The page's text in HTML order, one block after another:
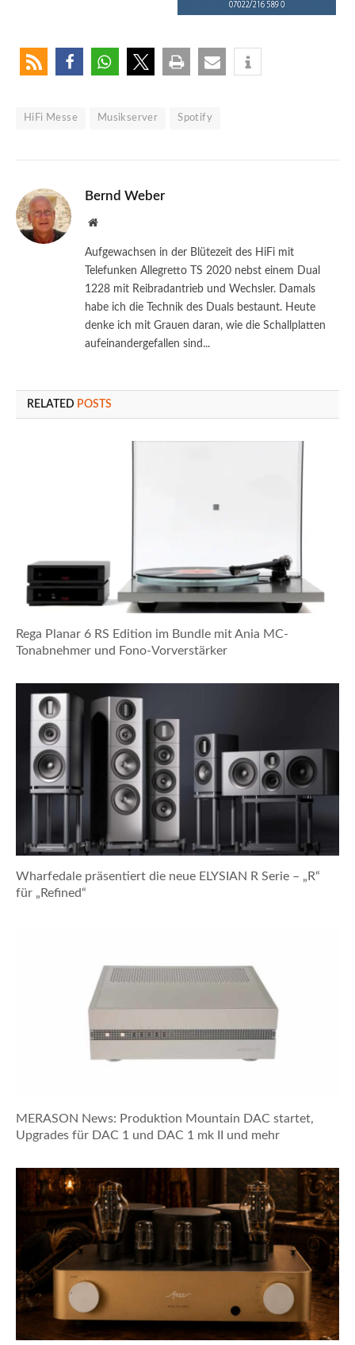
HiFi Messe Musikserver Spotify
Bernd Weber
Website
Aufgewachsen in der Blütezeit des HiFi mit
Telefunken Allegretto TS 2020 nebst einem Dual
1228 mit Reibradantrieb und Wechsler. Damals
habe ich die Technik des Duals bestaunt. Heute
denke ich mit Grauen daran, wie die Schallplatten
aufeinandergefallen sind...
RELATED POSTS
Rega Planar 6 RS Edition im Bundle mit Ania MC-
Tonabnehmer und Fono-Vorverstärker
Wharfedale präsentiert die neue ELYSIAN R Serie – „R“
für „Refined“
MERASON News: Produktion Mountain DAC startet,
Upgrades für DAC 1 und DAC 1 mk II und mehr